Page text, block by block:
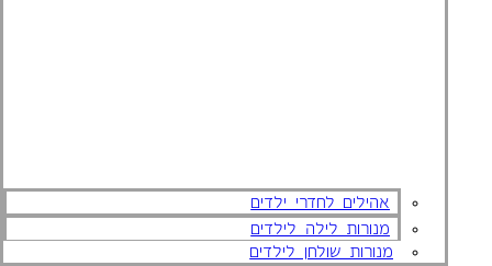
אהילים לחדרי ילדים
מנורות לילה לילדים
מנורות שולחן לילדים